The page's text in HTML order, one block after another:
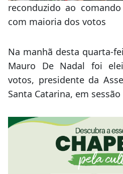
reconduzido ao
com maioria dos votos
Na manhã desta quarta-
Mauro De Nadal foi
votos, presidente da
Santa Catarina, em